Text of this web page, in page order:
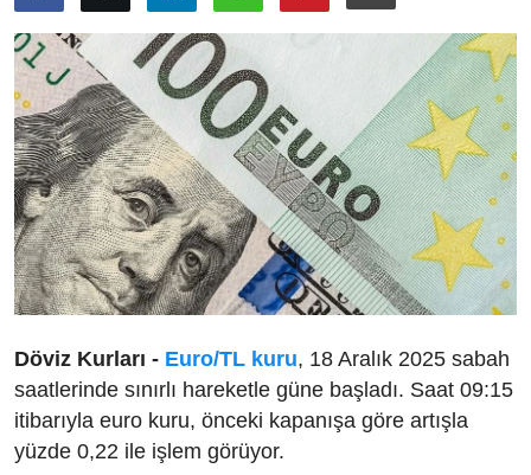
Kapalı Çarşı
Şirket Haberleri
Döviz Kurları - Euro/TL kuru, 18 Aralık 2025 sabah
saatlerinde sınırlı hareketle güne başladı. Saat 09:15
itibarıyla euro kuru, önceki kapanışa göre artışla
yüzde 0,22 ile işlem görüyor.